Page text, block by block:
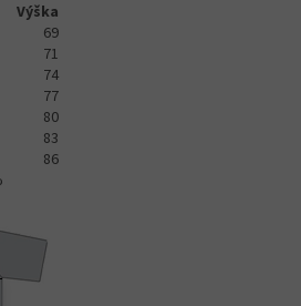
Výška
69
71
74
77
80
83
86